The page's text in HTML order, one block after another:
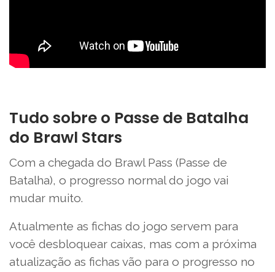
Tudo sobre o Passe de Batalha
do Brawl Stars
Com a chegada do Brawl Pass (Passe de
Batalha), o progresso normal do jogo vai
mudar muito.
Atualmente as fichas do jogo servem para
você desbloquear caixas, mas com a próxima
atualização as fichas vão para o progresso no